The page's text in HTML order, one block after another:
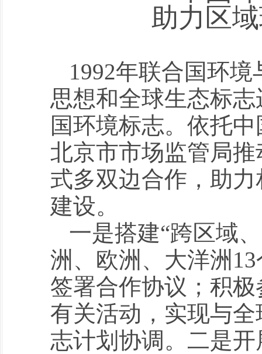
助力区
1992年联合国环
思想和全球生态标
国环境标志。依托
北京市市场监管局
式多双边合作，助
建设。
一是搭建“跨区域
洲、欧洲、大洋洲
签署合作协议；积
有关活动，实现与
志计划协调。二是